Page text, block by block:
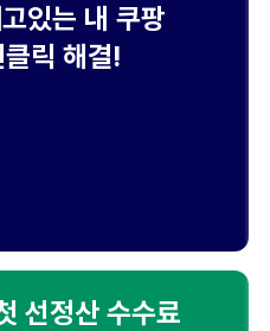
있는 내 쿠팡
릭 해결!
선정산 수수료